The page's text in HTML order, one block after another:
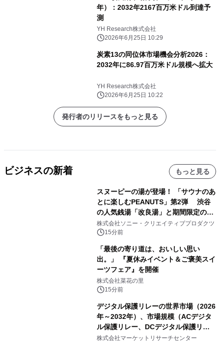
年）：2032年2167百万米ドル到達予
測
YH Research株式会社
2026年6月25日 10:29
炭素13の同位体市場機会分析2026：
2032年に86.97百万米ドル規模へ拡大
YH Research株式会社
2026年6月25日 10:22
発行者のリリースをもっと見る
ビジネスの新着 もっと見る
スヌーピーの湯が登場！ 「サウナのあ
とに楽しむPEANUTS」第2弾 渋谷
の人気銭湯「改良湯」と期間限定のコ
ラボレーション サウナイキタイコラ
ボグッズも発売決定！
株式会社ソニー・クリエイティブプロダクツ
15分前
「最後の寄り道は、おいしい思い
出。」 『夏休みイベント＆ご褒美スイ
ーツフェア』を開催
株式会社菜花の里
15分前
デジタル保護リレーの世界市場（2026
年～2032年）、市場規模（ACデジタ
ル保護リレー、DCデジタル保護リレ
ー）・分析レポートを発表
株式会社マーケットリサーチセンター